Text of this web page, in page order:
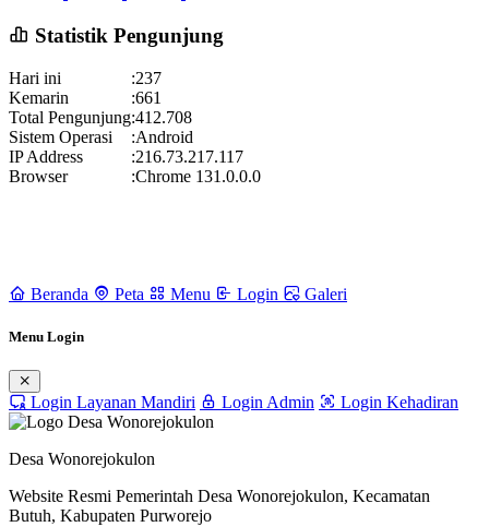
Simak Caranya Pembatalan Pinjaman Adakami
Statistik Pengunjung
Hari ini :237
Kemarin
:661
Total Pengunjung:412.708
Sistem Operasi
:Android
IP Address
:216.73.217.117
Browser
:Chrome 131.0.0.0
Beranda Peta Menu Login Galeri
Menu Login
Login Layanan Mandiri Login Admin Login Kehadiran
Desa Wonorejokulon
Website Resmi Pemerintah Desa Wonorejokulon, Kecamatan
Butuh, Kabupaten Purworejo